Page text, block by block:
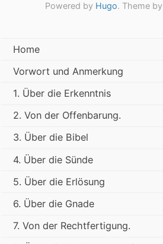
Powered by Hugo. Theme by
Home
Vorwort und Anmerkung
1. Über die Erkenntnis
2. Von der Offenbarung.
3. Über die Bibel
4. Über die Sünde
5. Über die Erlösung
6. Über die Gnade
7. Von der Rechtfertigung.